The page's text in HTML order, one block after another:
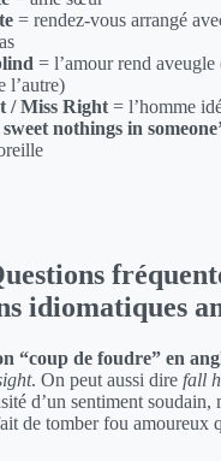
= rendez-vous arrangé
= l’amour rend
l’autre)
/ Miss Right = l’homme
nothings in
idiomatiques
“coup de foudre” en
. On peut aussi dire fall
d’un sentiment soudain,
de tomber fou amoureux